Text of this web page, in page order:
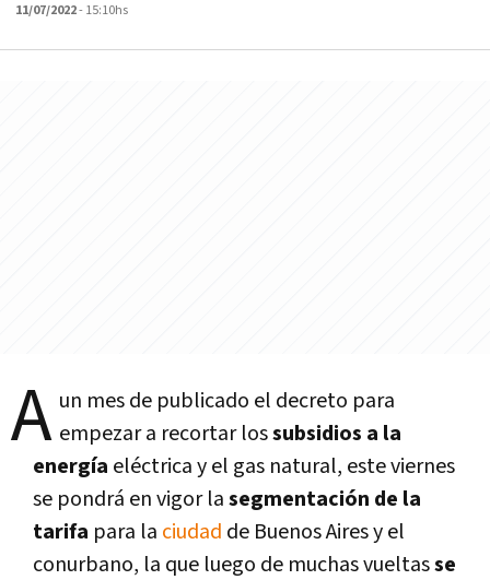
11/07/2022- 15:10hs
A un mes de publicado el decreto para
empezar a recortar lossubsidios a la
energía eléctrica y el gas natural, este viernes
se pondrá en vigor lasegmentación de la
tarifa para la ciudad de Buenos Aires y el
conurbano, la que luego de muchas vueltasse